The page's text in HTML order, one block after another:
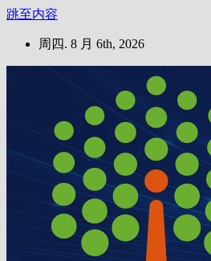
跳至内容
周四. 8 月 6th, 2026